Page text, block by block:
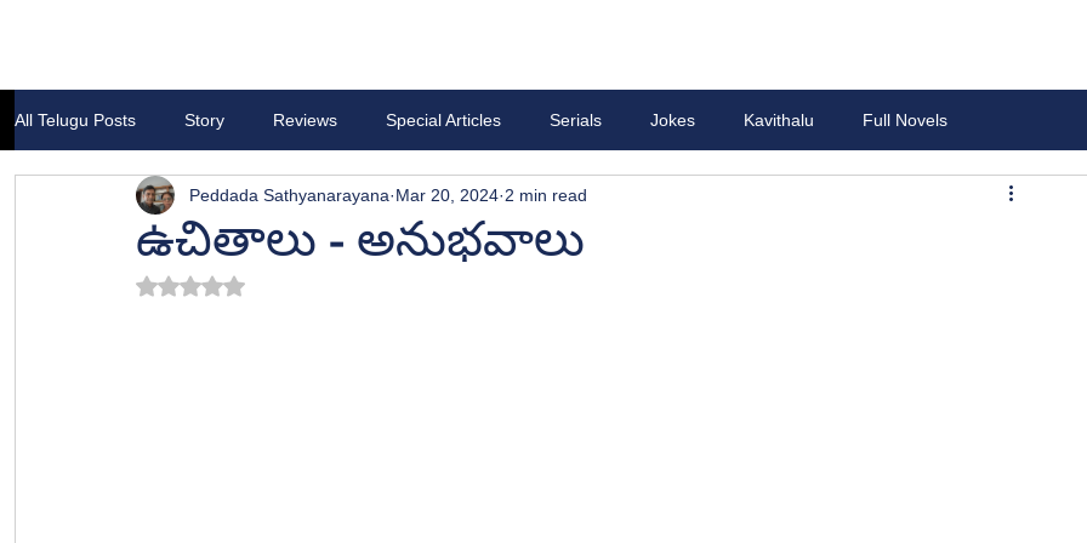
All Telugu Posts Story Reviews Special Articles Serials Jokes Kavithalu Full Novels
ఉచితాలు - అనుభవాలు
Peddada Sathyanarayana Mar 20, 2024 2 min read
Rated NaN out of 5 stars.